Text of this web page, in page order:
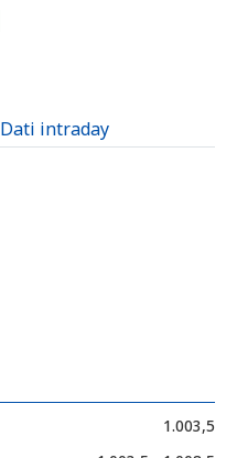
Dati intraday
1.003,5